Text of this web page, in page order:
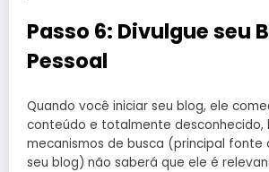
Passo 6: Divulgue seu
Pessoal
Quando você iniciar seu blog, ele
conteúdo e totalmente desconhecido,
mecanismos de busca (principal
seu blog) não saberá que ele é